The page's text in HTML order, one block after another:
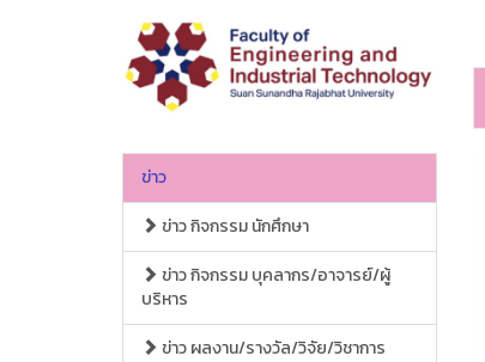
ข่าว
ข่าว กิจกรรม นักศึกษา
ข่าว กิจกรรม บุคลากร/อาจารย์/ผู้
บริหาร
ข่าว ผลงาน/รางวัล/วิจัย/วิชาการ